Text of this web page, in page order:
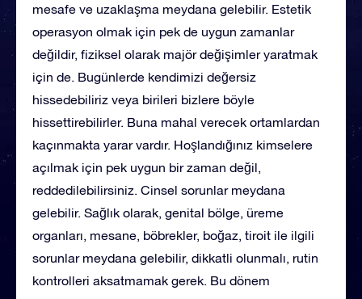
mesafe ve uzaklaşma meydana gelebilir. Estetik
operasyon olmak için pek de uygun zamanlar
değildir, fiziksel olarak majör değişimler yaratmak
için de. Bugünlerde kendimizi değersiz
hissedebiliriz veya birileri bizlere böyle
hissettirebilirler. Buna mahal verecek ortamlardan
kaçınmakta yarar vardır. Hoşlandığınız kimselere
açılmak için pek uygun bir zaman değil,
reddedilebilirsiniz. Cinsel sorunlar meydana
gelebilir. Sağlık olarak, genital bölge, üreme
organları, mesane, böbrekler, boğaz, tiroit ile ilgili
sorunlar meydana gelebilir, dikkatli olunmalı, rutin
kontrolleri aksatmamak gerek. Bu dönem